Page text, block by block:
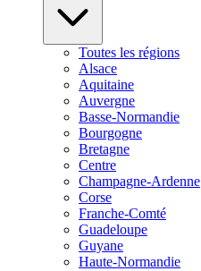
Toutes les régions
Alsace
Aquitaine
Auvergne
Basse-Normandie
Bourgogne
Bretagne
Centre
Champagne-Ardenne
Corse
Franche-Comté
Guadeloupe
Guyane
Haute-Normandie